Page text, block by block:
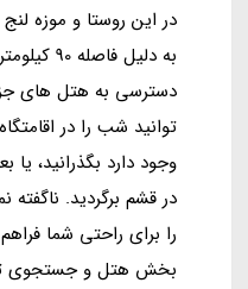
در این روستا و موزه
به دلیل
دسترسی به هتل های
توانید شب را در
وجود دارد بگذرانید، یا
در قشم برگردید.
را برای راحتی شما
بخش هتل و جستجوی